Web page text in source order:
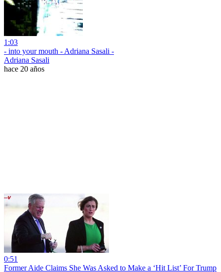
1:03
- into your mouth - Adriana Sasali -
Adriana Sasali
hace 20 años
0:51
Former Aide Claims She Was Asked to Make a ‘Hit List’ For Trump